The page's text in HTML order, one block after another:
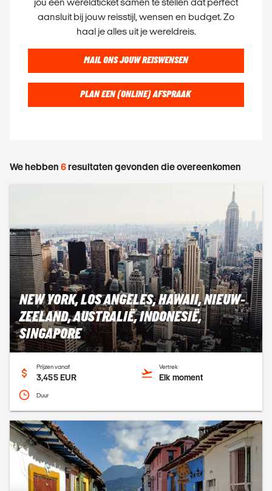
jou een wereldticket samen te stellen dat perfect
aansluit bij jouw reisstijl, wensen en budget. Zo
haal je alles uit je wereldreis.
MAIL ONS JOUW REISWENSEN
PLAN EEN (ONLINE) AFSPRAAK
We hebben 6resultaten gevonden die overeenkomen
NEW YORK, LOS ANGELES, HAWAII, NIEUW-
ZEELAND, AUSTRALIË, INDONESIË,
SINGAPORE
Prijzen vanaf
3,455 EUR
Duur
Vertrek
Elk moment